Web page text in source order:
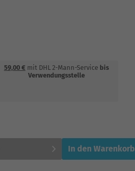
In den Warenkorb
59,00 € mit DHL 2-Mann-Service bis
Verwendungsstelle